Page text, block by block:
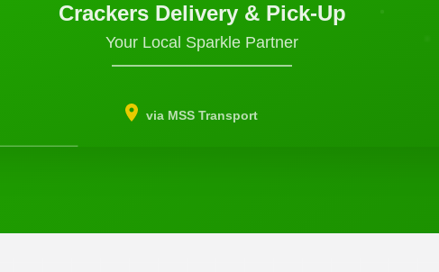
Crackers Delivery & Pick-Up
Your Local Sparkle Partner
via MSS Transport